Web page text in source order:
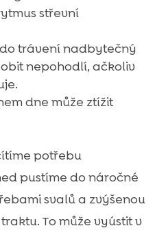
střevní
trávení nadbytečný
nepohodlí, ačkoliv
dne může ztížit
potřebu
pustíme do náročné
svalů a zvýšenou
To může vyústit v